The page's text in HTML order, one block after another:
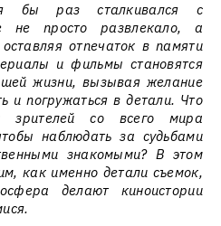
бы раз сталкивался с
не просто развлекало, а
отпечаток в памяти
и фильмы становятся
жизни, вызывая желание
и погружаться в детали. Что
зрителей со всего мира
наблюдать за судьбами
знакомыми? В этом
как именно детали съемок,
делают киноистории